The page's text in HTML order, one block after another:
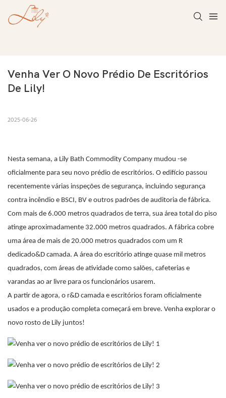
Venha Ver O Novo Prédio De Escritórios
De Lily!
2025-06-26
Nesta semana, a Lily Bath Commodity Company mudou -se
oficialmente para seu novo prédio de escritórios. O edifício passou
recentemente várias inspeções de segurança, incluindo segurança
contra incêndio e BSCI, BV e outros padrões de auditoria de fábrica.
Com mais de 6.000 metros quadrados de terra, sua área total do piso
atinge aproximadamente 32.000 metros quadrados. A fábrica cobre
uma área de mais de 20.000 metros quadrados com um R
dedicado&D camada. A área do escritório atinge quase mil metros
quadrados, com áreas de atividade como salões, cafeterias e
varandas ao ar livre para os funcionários usarem.
A partir de agora, o r&D camada e escritórios foram oficialmente
usados ​​e a produção completa começará em breve. Venha explorar o
novo rosto de Lily juntos!